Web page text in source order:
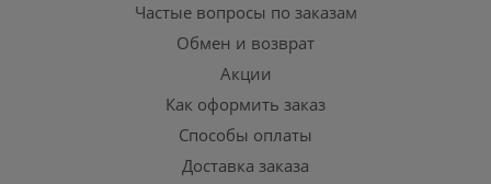
Частые вопросы по заказам
Обмен и возврат
Акции
Как оформить заказ
Способы оплаты
Доставка заказа